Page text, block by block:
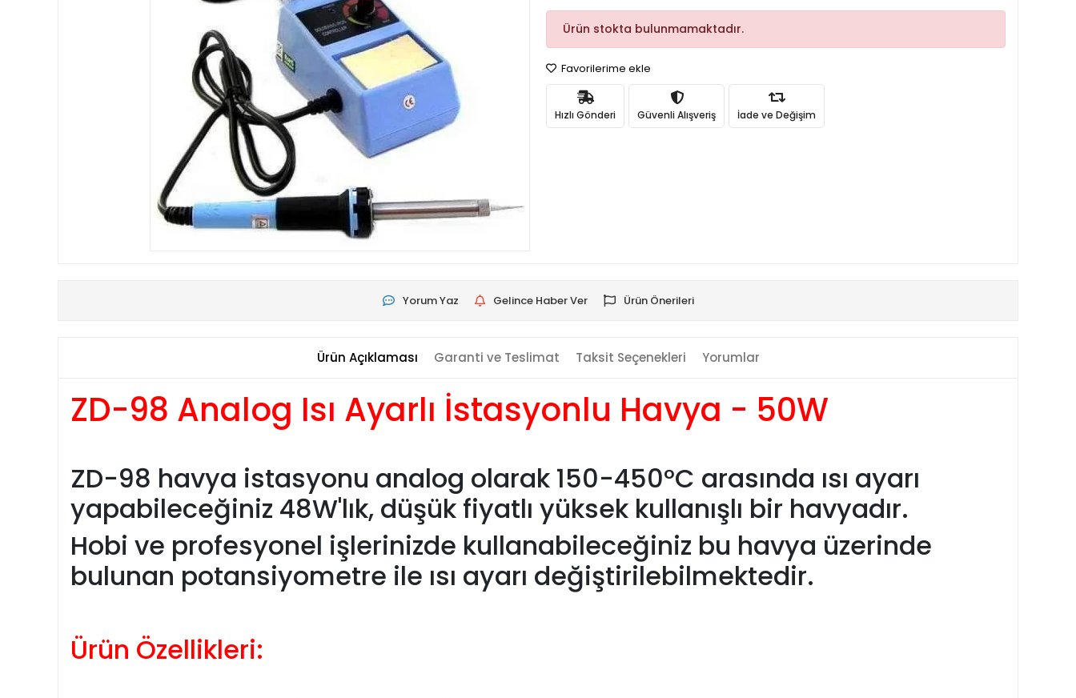
Ürün stokta bulunmamaktadır.
Favorilerime ekle
Hızlı Gönderi Güvenli Alışveriş İade ve Değişim
Yorum Yaz Gelince Haber Ver Ürün Önerileri
Ürün Açıklaması Garanti ve Teslimat Taksit Seçenekleri Yorumlar
ZD-98 Analog Isı Ayarlı İstasyonlu Havya - 50W
ZD-98 havya istasyonu analog olarak 150-450°C arasında ısı ayarı
yapabileceğiniz 48W'lık, düşük fiyatlı yüksek kullanışlı bir havyadır.
Hobi ve profesyonel işlerinizde kullanabileceğiniz bu havya üzerinde
bulunan potansiyometre ile ısı ayarı değiştirilebilmektedir.
Ürün Özellikleri: